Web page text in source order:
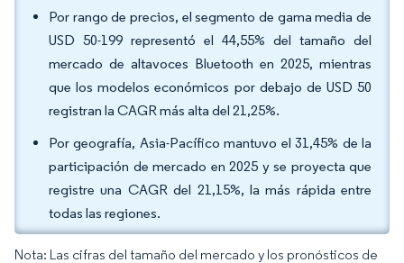
Por rango de precios, el segmento de gama media de
USD 50-199 representó el 44,55% del tamaño del
mercado de altavoces Bluetooth en 2025, mientras
que los modelos económicos por debajo de USD 50
registran la CAGR más alta del 21,25%.
Por geografía, Asia-Pacífico mantuvo el 31,45% de la
participación de mercado en 2025 y se proyecta que
registre una CAGR del 21,15%, la más rápida entre
todas las regiones.
Nota: Las cifras del tamaño del mercado y los pronósticos de